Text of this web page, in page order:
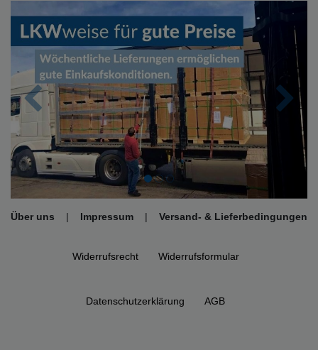
Zurück
Über uns | Impressum | Versand- & Lieferbedingungen
Widerrufs­recht Widerrufs­formular
Daten­schutz­erklärung AGB